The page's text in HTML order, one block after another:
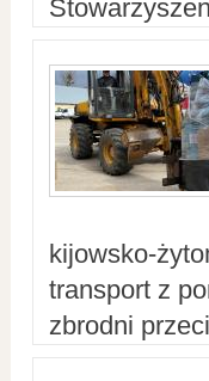
kijowsko-
transport z
zbrodni